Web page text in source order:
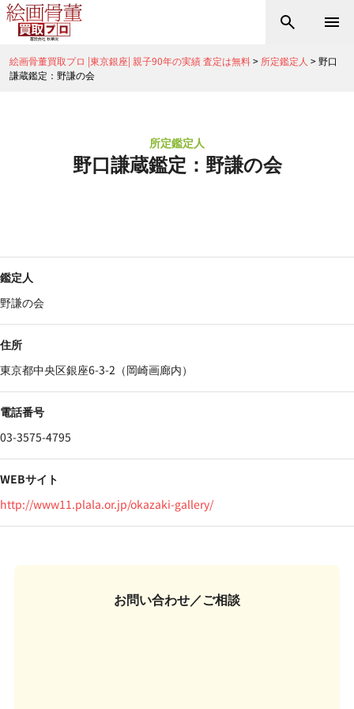
絵画骨董買取プロ |東京銀座| 親子90年の実績 査定は無料> 所定鑑定人 >野口
謙蔵鑑定：野謙の会
所定鑑定人
野口謙蔵鑑定：野謙の会
鑑定人
野謙の会
住所
東京都中央区銀座6-3-2（岡崎画廊内）
電話番号
03-3575-4795
WEBサイト
http://www11.plala.or.jp/okazaki-gallery/
お問い合わせ／ご相談